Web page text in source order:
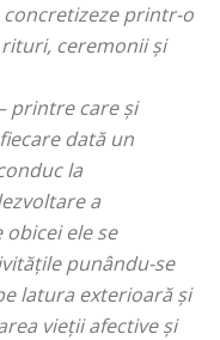
printr-o
ceremonii și
printre care și
dată un
la
a
ele se
punându-se
latura exterioară și
vieții afective și